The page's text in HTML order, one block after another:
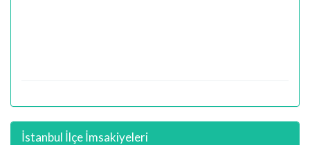
İstanbul İlçe İmsakiyeleri